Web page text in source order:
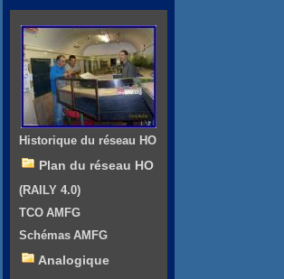
Historique du réseau HO
Plan du réseau HO
(RAILY 4.0)
TCO AMFG
Schémas AMFG
Analogique